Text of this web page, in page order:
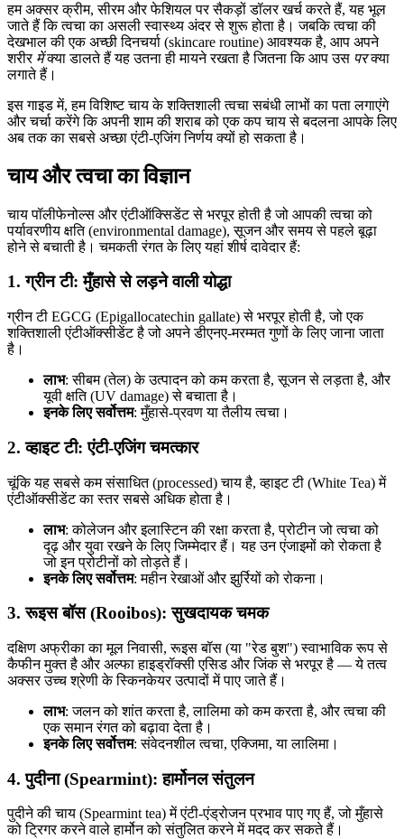
हम अक्सर क्रीम, सीरम और फेशियल पर सैकड़ों डॉलर खर्च करते हैं, यह भूल
जाते हैं कि त्वचा का असली स्वास्थ्य अंदर से शुरू होता है। जबकि त्वचा की
देखभाल की एक अच्छी दिनचर्या (skincare routine) आवश्यक है, आप अपने
शरीर मेंक्या डालते हैं यह उतना ही मायने रखता है जितना कि आप उस परक्या
लगाते हैं।
इस गाइड में, हम विशिष्ट चाय के शक्तिशाली त्वचा सबंधी लाभों का पता लगाएंगे
और चर्चा करेंगे कि अपनी शाम की शराब को एक कप चाय से बदलना आपके लिए
अब तक का सबसे अच्छा एंटी-एजिंग निर्णय क्यों हो सकता है।
चाय और त्वचा का विज्ञान
चाय पॉलीफेनोल्स और एंटीऑक्सिडेंट से भरपूर होती है जो आपकी त्वचा को
पर्यावरणीय क्षति (environmental damage), सूजन और समय से पहले बूढ़ा
होने से बचाती है। चमकती रंगत के लिए यहां शीर्ष दावेदार हैं:
1. ग्रीन टी: मुँहासे से लड़ने वाली योद्धा
ग्रीन टी EGCG (Epigallocatechin gallate) से भरपूर होती है, जो एक
शक्तिशाली एंटीऑक्सीडेंट है जो अपने डीएनए-मरम्मत गुणों के लिए जाना जाता
है।
लाभ: सीबम (तेल) के उत्पादन को कम करता है, सूजन से लड़ता है, और
यूवी क्षति (UV damage) से बचाता है।
इनके लिए सर्वोत्तम: मुँहासे-प्रवण या तैलीय त्वचा।
2. व्हाइट टी: एंटी-एजिंग चमत्कार
चूंकि यह सबसे कम संसाधित (processed) चाय है, व्हाइट टी (White Tea) में
एंटीऑक्सीडेंट का स्तर सबसे अधिक होता है।
लाभ: कोलेजन और इलास्टिन की रक्षा करता है, प्रोटीन जो त्वचा को
दृढ़ और युवा रखने के लिए जिम्मेदार हैं। यह उन एंजाइमों को रोकता है
जो इन प्रोटीनों को तोड़ते हैं।
इनके लिए सर्वोत्तम: महीन रेखाओं और झुर्रियों को रोकना।
3. रूइस बॉस (Rooibos): सुखदायक चमक
दक्षिण अफ्रीका का मूल निवासी, रूइस बॉस (या "रेड बुश") स्वाभाविक रूप से
कैफीन मुक्त है और अल्फा हाइड्रॉक्सी एसिड और जिंक से भरपूर है — ये तत्व
अक्सर उच्च श्रेणी के स्किनकेयर उत्पादों में पाए जाते हैं।
लाभ: जलन को शांत करता है, लालिमा को कम करता है, और त्वचा की
एक समान रंगत को बढ़ावा देता है।
इनके लिए सर्वोत्तम: संवेदनशील त्वचा, एक्जिमा, या लालिमा।
4. पुदीना (Spearmint): हार्मोनल संतुलन
पुदीने की चाय (Spearmint tea) में एंटी-एंड्रोजन प्रभाव पाए गए हैं, जो मुँहासे
को ट्रिगर करने वाले हार्मोन को संतुलित करने में मदद कर सकते हैं।